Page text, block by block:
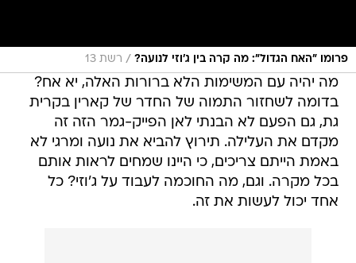
פרומו "האח הגדול": מה קרה בין ג'וזי לנועה? / רשת 13
מה יהיה עם המשימות הלא ברורות האלה, יא אח?
בדומה לשחזור התמוה של החדר של קארין בקרית
גת, גם הפעם לא הבנתי לאן הפייק-גמר הזה זה
מקדם את העלילה. תירוץ להביא את נועה ומרגי לא
באמת הייתם צריכים, כי היינו שמחים לראות אותם
בכל מקרה. וגם, מה החוכמה לעבוד על ג'וזי? כל
אחד יכול לעשות את זה.